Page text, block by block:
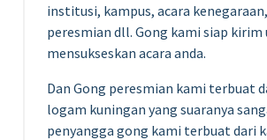
institusi, kampus, acara
peresmian dll. Gong kami siap
mensukseskan acara anda.
Dan Gong peresmian kami terbuat
logam kuningan yang suaranya
penyangga gong kami terbuat dari